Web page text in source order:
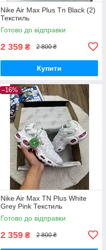
Nike Air Max Plus Tn Black (2)
Текстиль
Готово до відправки
2 359 ₴ 2 800 ₴
Купити
–16%
Nike Air Max TN Plus White
Grey Pink Текстиль
Готово до відправки
2 359 ₴ 2 800 ₴